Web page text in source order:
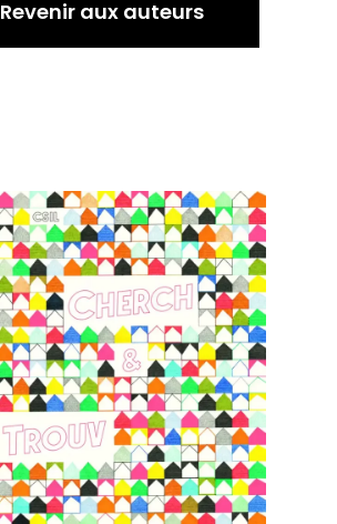
Revenir aux auteurs